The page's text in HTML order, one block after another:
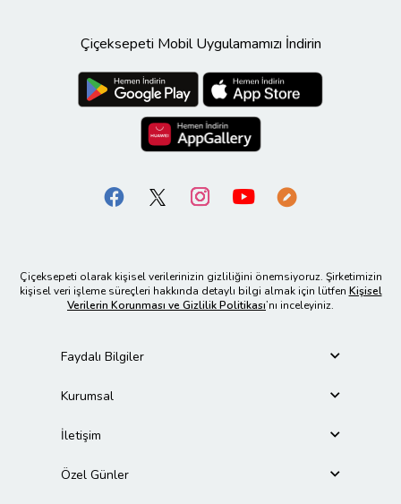
Çiçeksepeti Mobil Uygulamamızı İndirin
Çiçeksepeti olarak kişisel verilerinizin gizliliğini önemsiyoruz. Şirketimizin
kişisel veri işleme süreçleri hakkında detaylı bilgi almak için lütfen Kişisel
Verilerin Korunması ve Gizlilik Politikası’nı inceleyiniz.
Faydalı Bilgiler
Kurumsal
İletişim
Özel Günler